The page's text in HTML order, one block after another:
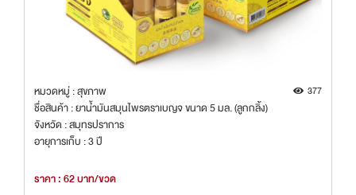
หมวดหมู่ : สุขภาพ 377
ชื่อสินค้า : ยาน้ำมันสมุนไพรตราเบญจ ขนาด 5 มล. (ลูกกลิ้ง)
จังหวัด : สมุทรปราการ
อายุการเก็บ : 3 ปี
ราคา : 62 บาท/ขวด